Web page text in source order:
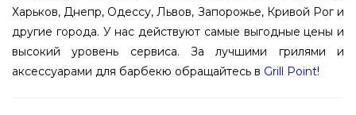
Харьков, Днепр, Одессу, Львов, Запорожье, Кривой Рог и
другие города. У нас действуют самые выгодные цены и
высокий уровень сервиса. За лучшими грилями и
аксессуарами для барбекю обращайтесь в Grill Point!